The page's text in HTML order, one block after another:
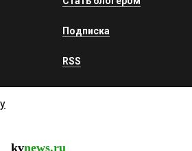
Подписка
RSS
kvnews.ru